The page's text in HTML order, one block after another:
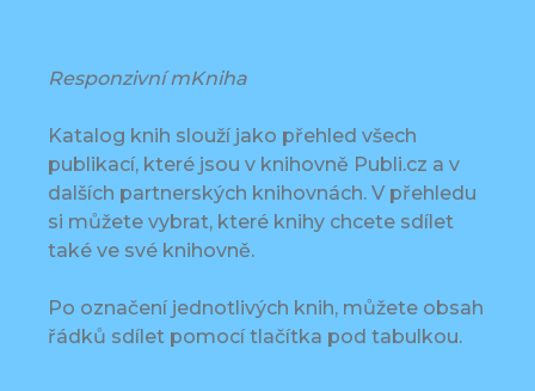
Responzivní mKniha
Katalog knih slouží jako přehled všech
publikací, které jsou v knihovně Publi.cz a v
dalších partnerských knihovnách. V přehledu
si můžete vybrat, které knihy chcete sdílet
také ve své knihovně.
Po označení jednotlivých knih, můžete obsah
řádků sdílet pomocí tlačítka pod tabulkou.